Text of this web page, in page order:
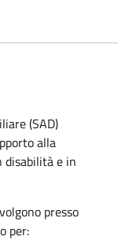
alla
disabilità e in
presso
per: